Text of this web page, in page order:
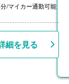
/マイカー通勤可能
細を見る